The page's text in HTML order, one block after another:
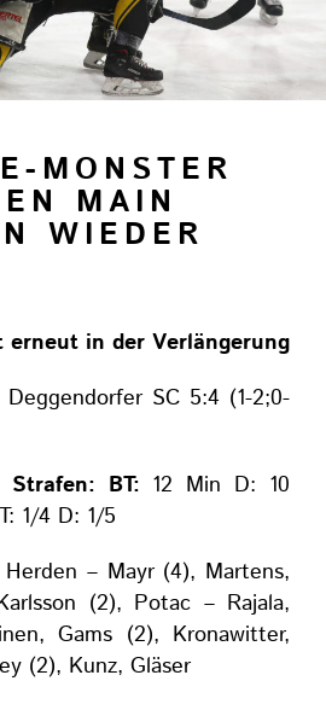
MONSTER
MAIN
WIEDER
erneut in der Verlängerung
SC 5:4 (1-2;0-
Strafen: BT: 12 Min D: 10
1/4 D: 1/5
Herden – Mayr (4), Martens,
(2), Potac – Rajala,
Gams (2), Kronawitter,
(2), Kunz, Gläser